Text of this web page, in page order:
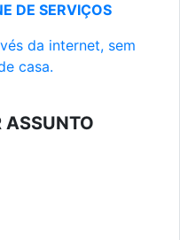
DE SERVIÇOS
da internet, sem
casa.
ASSUNTO